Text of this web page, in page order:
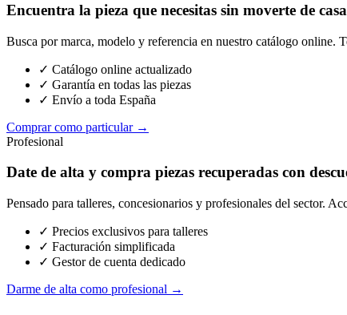
Encuentra la pieza que necesitas sin moverte de casa
Busca por marca, modelo y referencia en nuestro catálogo online.
✓ Catálogo online actualizado
✓ Garantía en todas las piezas
✓ Envío a toda España
Comprar como particular →
Profesional
Date de alta y compra piezas recuperadas con
Pensado para talleres, concesionarios y profesionales del sector.
✓ Precios exclusivos para talleres
✓ Facturación simplificada
✓ Gestor de cuenta dedicado
Darme de alta como profesional →